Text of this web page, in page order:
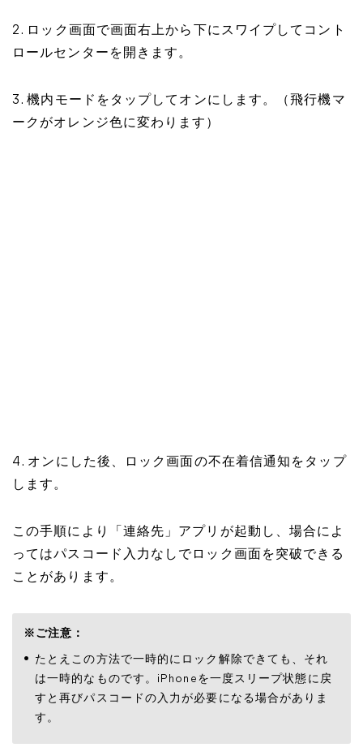
2. ロック画面で画面右上から下にスワイプしてコント
ロールセンターを開きます。
3. 機内モードをタップしてオンにします。（飛行機マ
ークがオレンジ色に変わります）
4. オンにした後、ロック画面の不在着信通知をタップ
します。
この手順により「連絡先」アプリが起動し、場合によ
ってはパスコード入力なしでロック画面を突破できる
ことがあります。
※ご注意：
たとえこの方法で一時的にロック解除できても、それ
は一時的なものです。iPhoneを一度スリープ状態に戻
すと再びパスコードの入力が必要になる場合がありま
す。